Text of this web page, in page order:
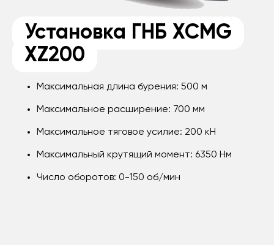
Установка ГНБ XCMG
XZ200
Максимальная длина бурения: 500 м
Максимальное расширение: 700 мм
Максимальное тяговое усилие: 200 кН
Максимальный крутящий момент: 6350 Нм
Число оборотов: 0-150 об/мин